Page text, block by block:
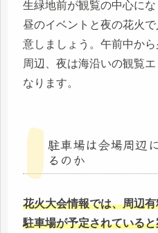
生緑地前が観覧の中心にな
昼のイベントと夜の花火
意しましょう。午前中か
周辺、夜は海沿いの観覧
なります。
駐車場は会場周辺
るのか
花火大会情報では、周辺
駐車場が予定されている